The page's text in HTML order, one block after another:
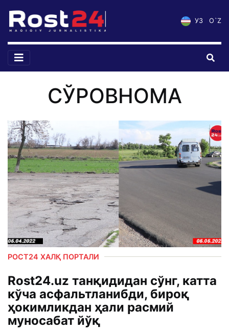
УЗ O`Z
СЎРОВНОМА
РОСТ24 ХАЛҚ ПОРТАЛИ
Rost24.uz танқидидан сўнг, катта
кўча асфальтланибди, бироқ
ҳокимликдан ҳали расмий
муносабат йўқ